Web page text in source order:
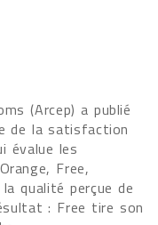
(Arcep) a publié
de la satisfaction
évalue les
Free,
qualité perçue de
: Free tire son